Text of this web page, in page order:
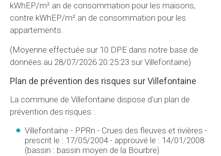
kWhEP/m².an de consommation pour les maisons,
contre kWhEP/m².an de consommation pour les
appartements.
(Moyenne effectuée sur 10 DPE dans notre base de
données au 28/07/2026 20:25:23 sur Villefontaine)
Plan de prévention des risques sur Villefontaine
La commune de Villefontaine dispose d'un plan de
prévention des risques :
Villefontaine - PPRn - Crues des fleuves et rivières -
prescrit le : 17/05/2004 - approuvé le : 14/01/2008
(bassin : bassin moyen de la Bourbre)